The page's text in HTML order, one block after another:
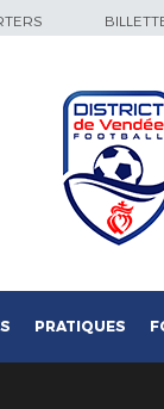
PRATIQUES